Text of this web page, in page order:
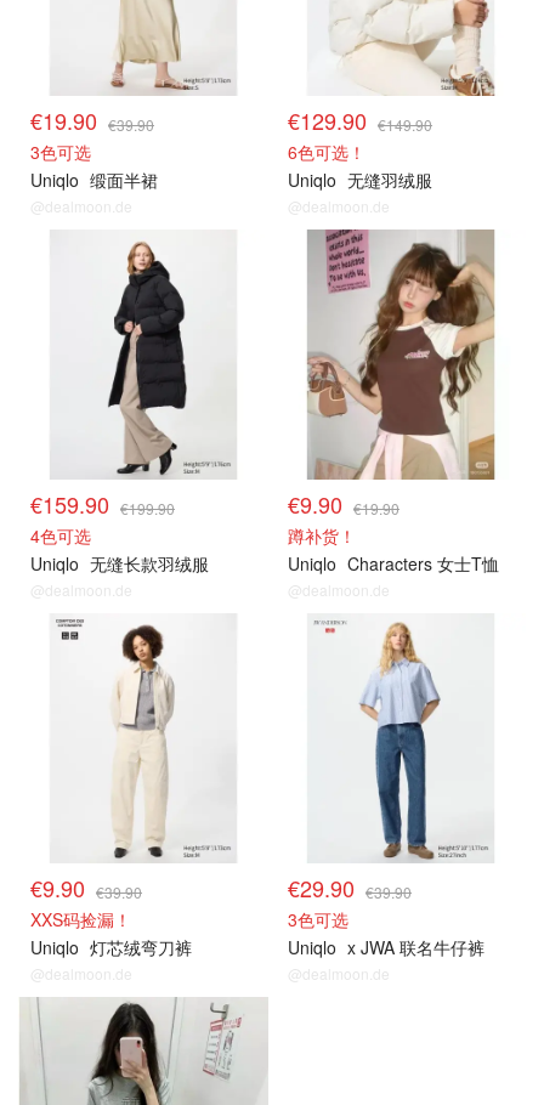
€19.90 €39.90
3色可选
Uniqlo 缎面半裙
@dealmoon.de
€129.90 €149.90
6色可选！
Uniqlo 无缝羽绒服
@dealmoon.de
€159.90 €199.90
4色可选
Uniqlo 无缝长款羽绒服
@dealmoon.de
€9.90 €19.90
蹲补货！
Uniqlo Characters 女士T恤
@dealmoon.de
€9.90 €39.90
XXS码捡漏！
Uniqlo 灯芯绒弯刀裤
@dealmoon.de
€29.90 €39.90
3色可选
Uniqlo x JWA 联名牛仔裤
@dealmoon.de